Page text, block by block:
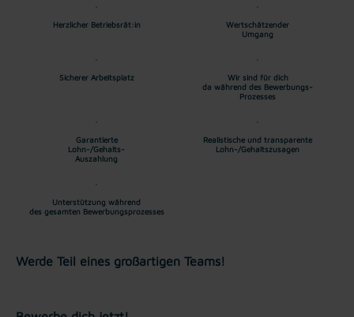
Herzlicher Betriebsrät:in
Wertschätzender
Umgang
Sicherer Arbeitsplatz
Wir sind für dich
da während des Bewerbungs-
Prozesses
Garantierte
Lohn-/Gehalts-
Auszahlung
Realistische und transparente
Lohn-/Gehaltszusagen
Unterstützung während
des gesamten Bewerbungsprozesses
Werde Teil eines großartigen Teams!